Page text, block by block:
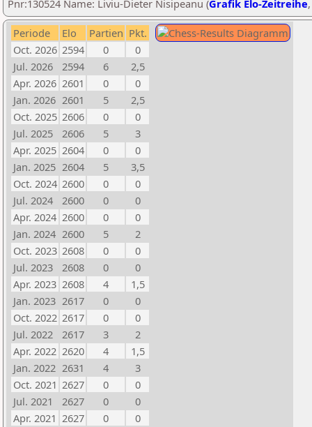
Pnr:130524 Name: Liviu-Dieter Nisipeanu (Grafik Elo-Zeitreihe
Periode Elo Partien Pkt.
Oct. 2026 2594 0
0
Jul. 2026
2594 6
2,5
Apr. 2026 2601 0
0
Jan. 2026 2601 5
2,5
Oct. 2025 2606 0
0
Jul. 2025
2606 5
3
Apr. 2025 2604 0
0
Jan. 2025 2604 5
3,5
Oct. 2024 2600 0
0
Jul. 2024
2600 0
0
Apr. 2024 2600 0
0
Jan. 2024 2600 5
2
Oct. 2023 2608 0
0
Jul. 2023
2608 0
0
Apr. 2023 2608 4
1,5
Jan. 2023 2617 0
0
Oct. 2022 2617 0
0
Jul. 2022
2617 3
2
Apr. 2022 2620 4
1,5
Jan. 2022 2631 4
3
Oct. 2021 2627 0
0
Jul. 2021
2627 0
0
Apr. 2021 2627 0
0